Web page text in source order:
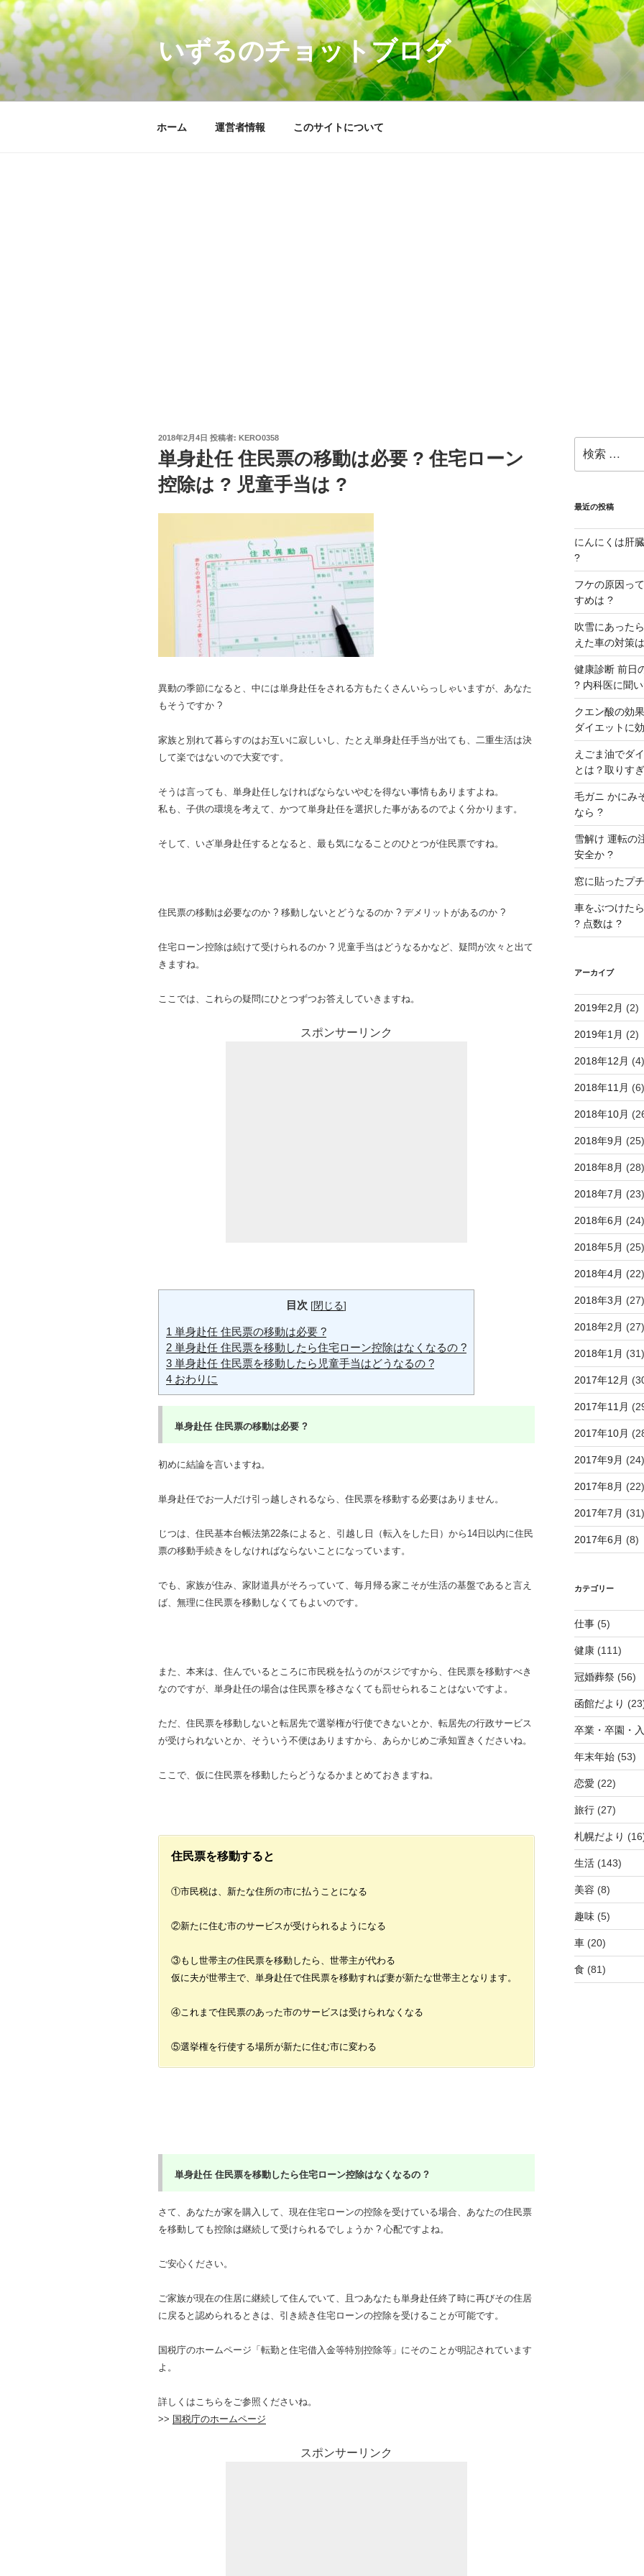
コ
テ
ン
ツ
へ
いずるのチョットブログ
ホーム 運営者情報 このサイトについて
投
稿
日:
2018年2月4日 投稿者: KERO0358
単身赴任 住民票の移動は必要 ? 住宅ローン
控除は ? 児童手当は ?
異動の季節になると、中には単身赴任をされる方もたくさんいらっしゃいますが、あなた
もそうですか ?
家族と別れて暮らすのはお互いに寂しいし、たとえ単身赴任手当が出ても、二重生活は決
して楽ではないので大変です。
そうは言っても、単身赴任しなければならないやむを得ない事情もありますよね。
私も、子供の環境を考えて、かつて単身赴任を選択した事があるのでよく分かります。
そして、いざ単身赴任するとなると、最も気になることのひとつが住民票ですね。
住民票の移動は必要なのか ? 移動しないとどうなるのか ? デメリットがあるのか ?
住宅ローン控除は続けて受けられるのか ? 児童手当はどうなるかなど、疑問が次々と出て
きますね。
ここでは、これらの疑問にひとつずつお答えしていきますね。
スポンサーリンク
目次 [閉じる]
1 単身赴任 住民票の移動は必要 ?
2 単身赴任 住民票を移動したら住宅ローン控除はなくなるの ?
3 単身赴任 住民票を移動したら児童手当はどうなるの ?
4 おわりに
単身赴任 住民票の移動は必要 ?
初めに結論を言いますね。
単身赴任でお一人だけ引っ越しされるなら、住民票を移動する必要はありません。
じつは、住民基本台帳法第22条によると、引越し日（転入をした日）から14日以内に住民
票の移動手続きをしなければならないことになっています。
でも、家族が住み、家財道具がそろっていて、毎月帰る家こそが生活の基盤であると言え
ば、無理に住民票を移動しなくてもよいのです。
また、本来は、住んでいるところに市民税を払うのがスジですから、住民票を移動すべき
なのですが、単身赴任の場合は住民票を移さなくても罰せられることはないですよ。
ただ、住民票を移動しないと転居先で選挙権が行使できないとか、転居先の行政サービス
が受けられないとか、そういう不便はありますから、あらかじめご承知置きくださいね。
ここで、仮に住民票を移動したらどうなるかまとめておきますね。
住民票を移動すると
①市民税は、新たな住所の市に払うことになる
②新たに住む市のサービスが受けられるようになる
③もし世帯主の住民票を移動したら、世帯主が代わる
仮に夫が世帯主で、単身赴任で住民票を移動すれば妻が新たな世帯主となります。
④これまで住民票のあった市のサービスは受けられなくなる
⑤選挙権を行使する場所が新たに住む市に変わる
単身赴任 住民票を移動したら住宅ローン控除はなくなるの ?
さて、あなたが家を購入して、現在住宅ローンの控除を受けている場合、あなたの住民票
を移動しても控除は継続して受けられるでしょうか ? 心配ですよね。
ご安心ください。
ご家族が現在の住居に継続して住んでいて、且つあなたも単身赴任終了時に再びその住居
に戻ると認められるときは、引き続き住宅ローンの控除を受けることが可能です。
国税庁のホームページ「転勤と住宅借入金等特別控除等」にそのことが明記されています
よ。
詳しくはこちらをご参照くださいね。
>> 国税庁のホームページ
スポンサーリンク
索:
最近の投稿
にんにくは肝
?
フケの原因っ
すめは ?
吹雪にあった
えた車の対策
健康診断 前日
? 内科医に聞
クエン酸の効
ダイエットに
えごま油でダ
とは？取りす
毛ガニ かにみ
なら ?
雪解け 運転の
安全か ?
窓に貼ったプ
車をぶつけた
? 点数は ?
アーカイブ
2019年2月 (2)
2019年1月 (2)
2018年12月 (4)
2018年11月 (6)
2018年10月
2018年9月 (25)
2018年8月 (28)
2018年7月 (23)
2018年6月 (24)
2018年5月 (25)
2018年4月 (22)
2018年3月 (27)
2018年2月 (27)
2018年1月 (31)
2017年12月
2017年11月
2017年10月
2017年9月 (24)
2017年8月 (22)
2017年7月 (31)
2017年6月 (8)
カテゴリー
仕事(5)
健康(111)
冠婚葬祭(56)
函館だより
卒業・卒園・
年末年始(53)
恋愛 (22)
旅行(27)
札幌だより
生活(143)
美容 (8)
趣味(5)
車(20)
食 (81)